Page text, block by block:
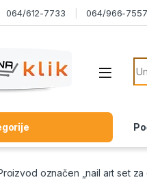
064/612-7733 064/966-7557
označen „nail art set